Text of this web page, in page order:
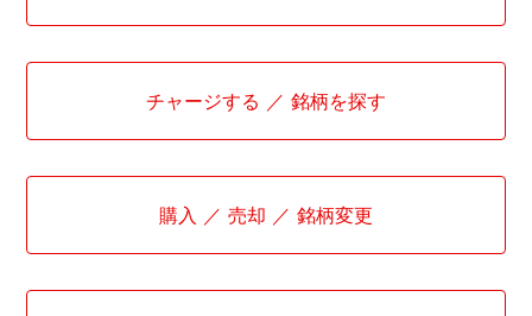
チャージする ／ 銘柄を探す
購入 ／ 売却 ／ 銘柄変更